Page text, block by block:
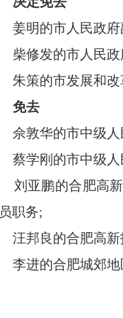
姜明的市人民政府
柴修发的市人民政
朱策的市发展和改
免去
佘敦华的市中级人
蔡学刚的市中级人
刘亚鹏的合肥高新
员职务;
汪邦良的合肥高新
李进的合肥城郊地